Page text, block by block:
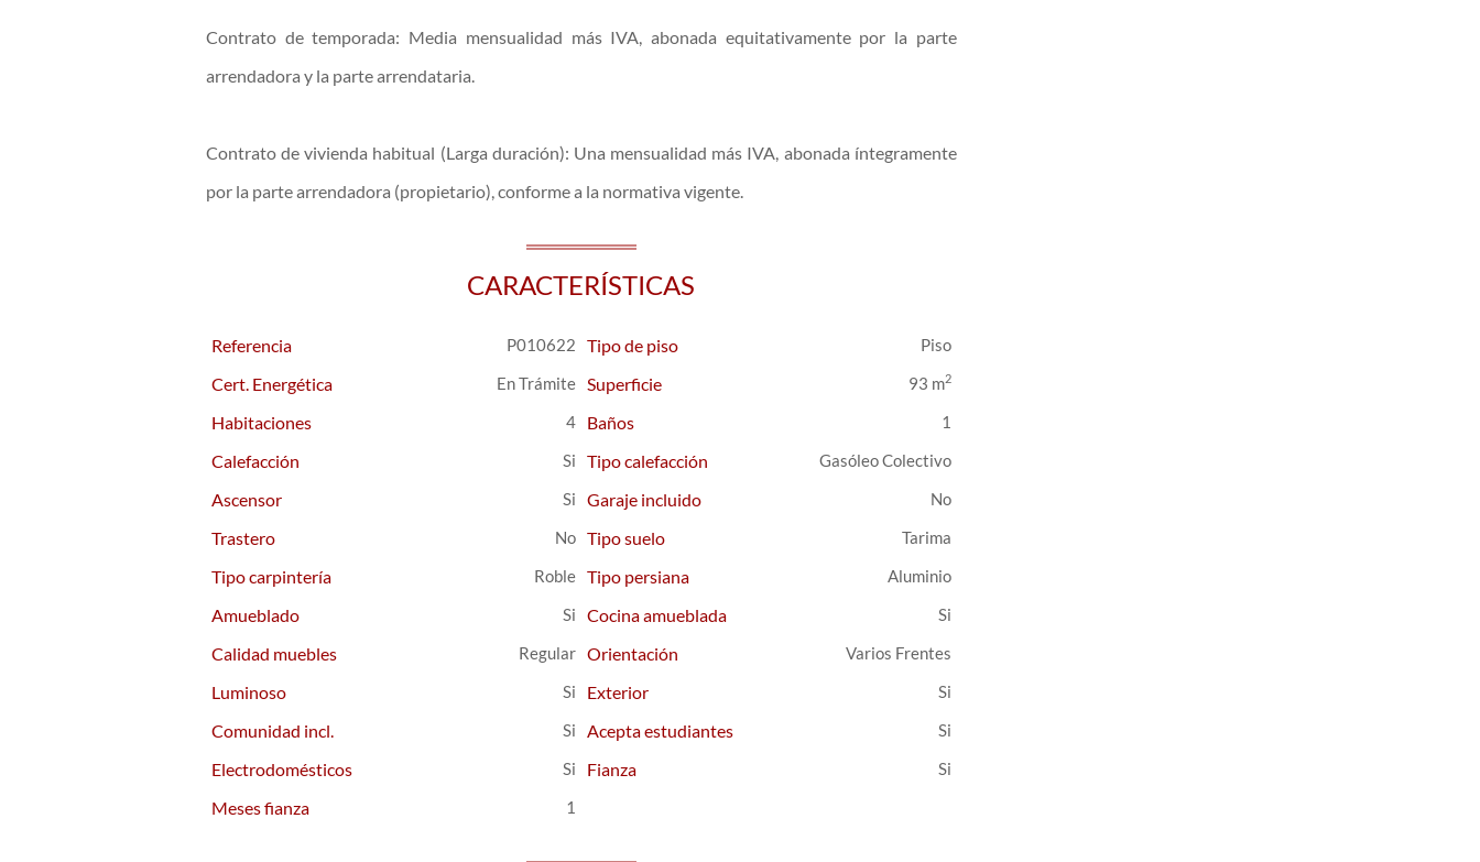
Contrato de temporada: Media mensualidad más IVA, abonada equitativamente por la parte
arrendadora y la parte arrendataria.
Contrato de vivienda habitual (Larga duración): Una mensualidad más IVA, abonada íntegramente
por la parte arrendadora (propietario), conforme a la normativa vigente.
CARACTERÍSTICAS
Referencia P010622 Tipo de piso Piso
Cert. Energética En Trámite Superficie 93 m2
Habitaciones 4 Baños 1
Calefacción Tipo calefacción Gasóleo Colectivo
Ascensor
Garaje incluido
Trastero
Tipo suelo Tarima
Tipo carpintería Roble Tipo persiana Aluminio
Amueblado
Cocina amueblada
Calidad muebles
Regular Orientación Varios Frentes
Luminoso
Exterior
Comunidad incl.
Acepta estudiantes
Electrodomésticos
Fianza
Meses fianza
1